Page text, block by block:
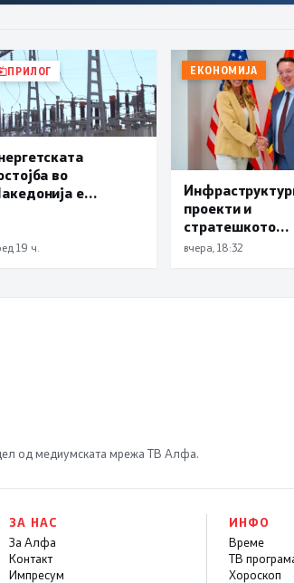
ПРИЛОГ
во
е
19 ч.
ЕКОНОМИЈА
проекти и
стратешкото
партнерство во
вчера, 18:32
од медиумската мрежа ТВ Алфа.
ЗА НАС
За Алфа
Контакт
Импресум
ИНФО
Време
ТВ
Хороскоп